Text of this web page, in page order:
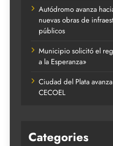
Autódromo avanza
nuevas obras de
públicos
Municipio solicitó el
a la Esperanza»
Ciudad del Plata
CECOEL
Categories